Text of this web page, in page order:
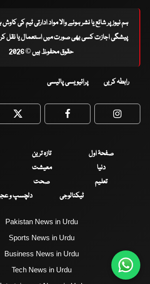
ہم نیوز پر شائع یا نشر ہونے والا مواد ادارتی ٹیم کی
پیشگی اجازت کسی بھی صورت میں استعمال یا نقل
حقوق محفوظ ہیں © 2026
رابطہ کریں پرائیویسی پالیسی
Twitter Facebook
صفحۂ اول تازہ ترین
دنیا
معیشت
تعلیم
صحت
ٹیکنالوجی
دلچسپ و
Pakistan News in Urdu
Sports News in Urdu
Business News in Urdu
Tech News in Urdu